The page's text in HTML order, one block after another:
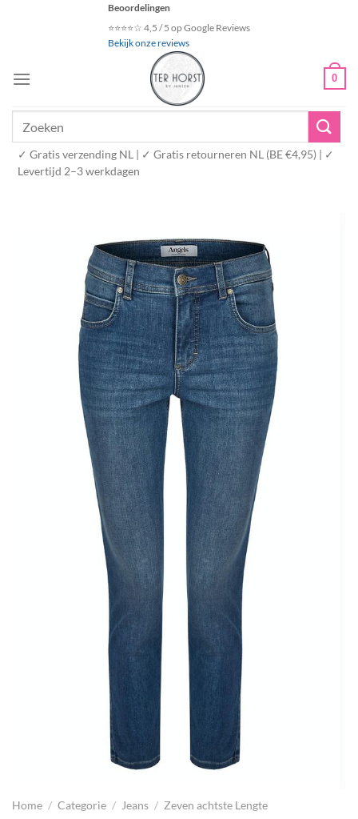
Beoordelingen
⭐⭐⭐⭐☆ 4,5 / 5 op Google Reviews
Bekijk onze reviews
0
✓ Gratis verzending NL | ✓ Gratis retourneren NL (BE €4,95) | ✓
Levertijd 2–3 werkdagen
Home / Categorie / Jeans / Zeven achtste Lengte